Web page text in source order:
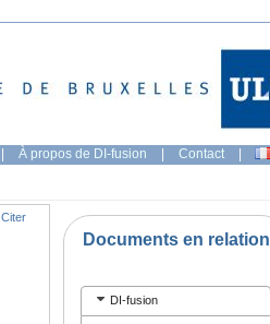
| À propos de DI-fusion | Contact |
Citer
Documents en relation
DI-fusion